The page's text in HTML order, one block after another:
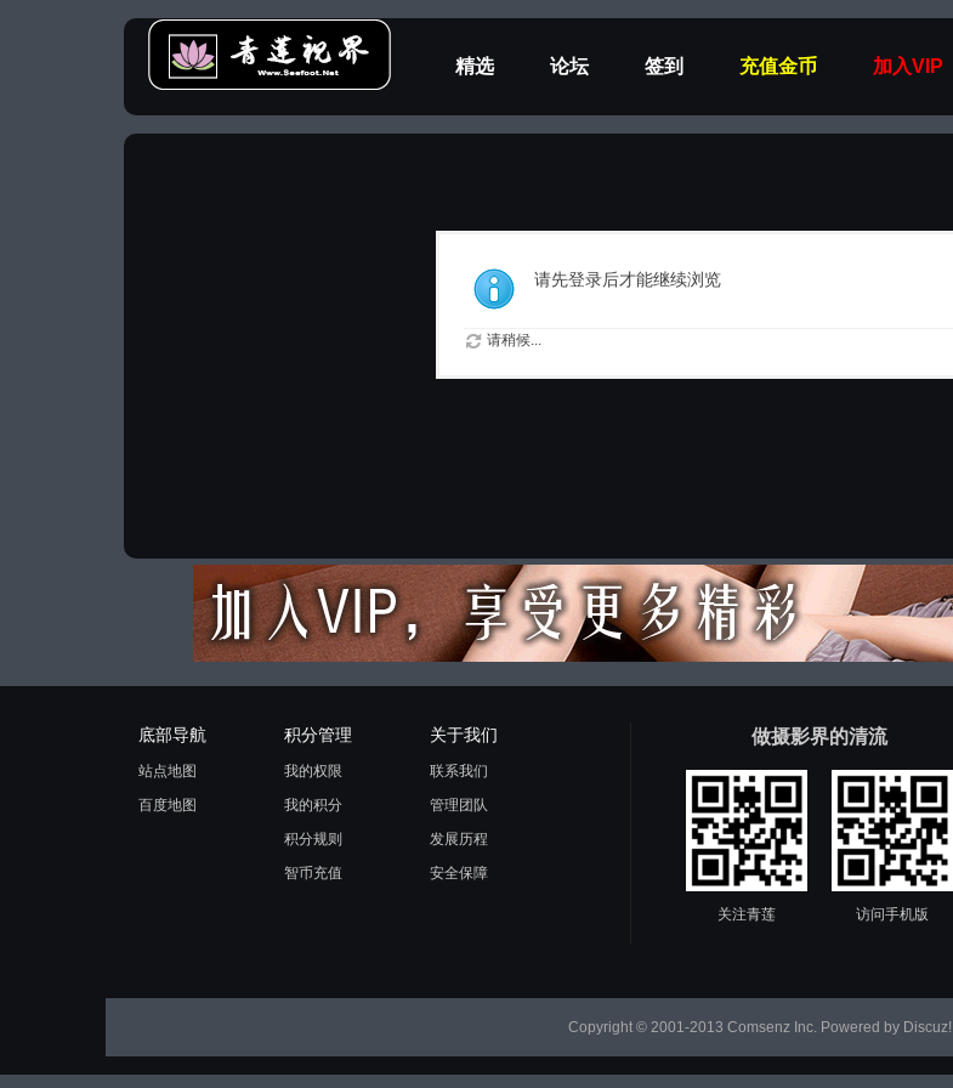
精选 论坛 签到 充值金币 加入VIP
请先登录后才能继续浏览
请稍候...
底部导航
站点地图
百度地图
积分管理
我的权限
我的积分
积分规则
智币充值
关于我们
联系我们
管理团队
发展历程
安全保障
做摄影界的清流
关注青莲 访问手机版
Copyright © 2001-2013 Comsenz Inc. Powered by Discuz!